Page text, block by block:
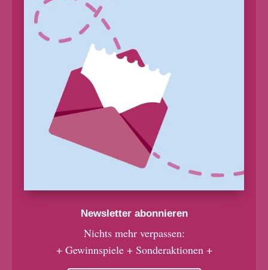
Newsletter abonnieren
Nichts mehr verpassen:
+ Gewinnspiele + Sonderaktionen +